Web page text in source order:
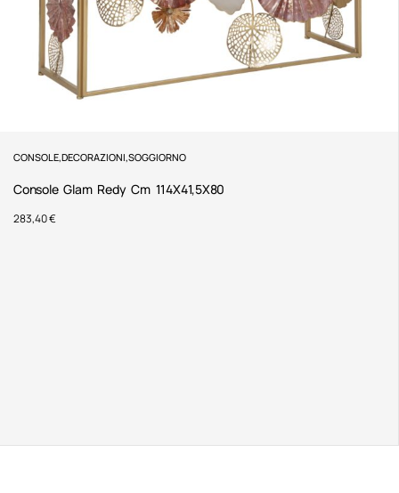
CONSOLE,DECORAZIONI,SOGGIORNO
Console Glam Redy Cm 114X41,5X80
283,40€